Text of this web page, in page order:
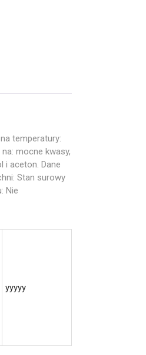
temperatury:
na: mocne kwasy,
i aceton. Dane
Stan surowy
Nie
yyyyy